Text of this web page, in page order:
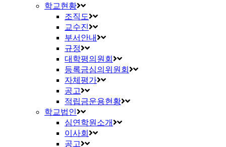
학교현황
조직도
교수진
부서안내
규정
대학평의원회
등록금심의위원회
자체평가
공고
적립금운용현황
학교법인
심연학원소개
이사회
공고